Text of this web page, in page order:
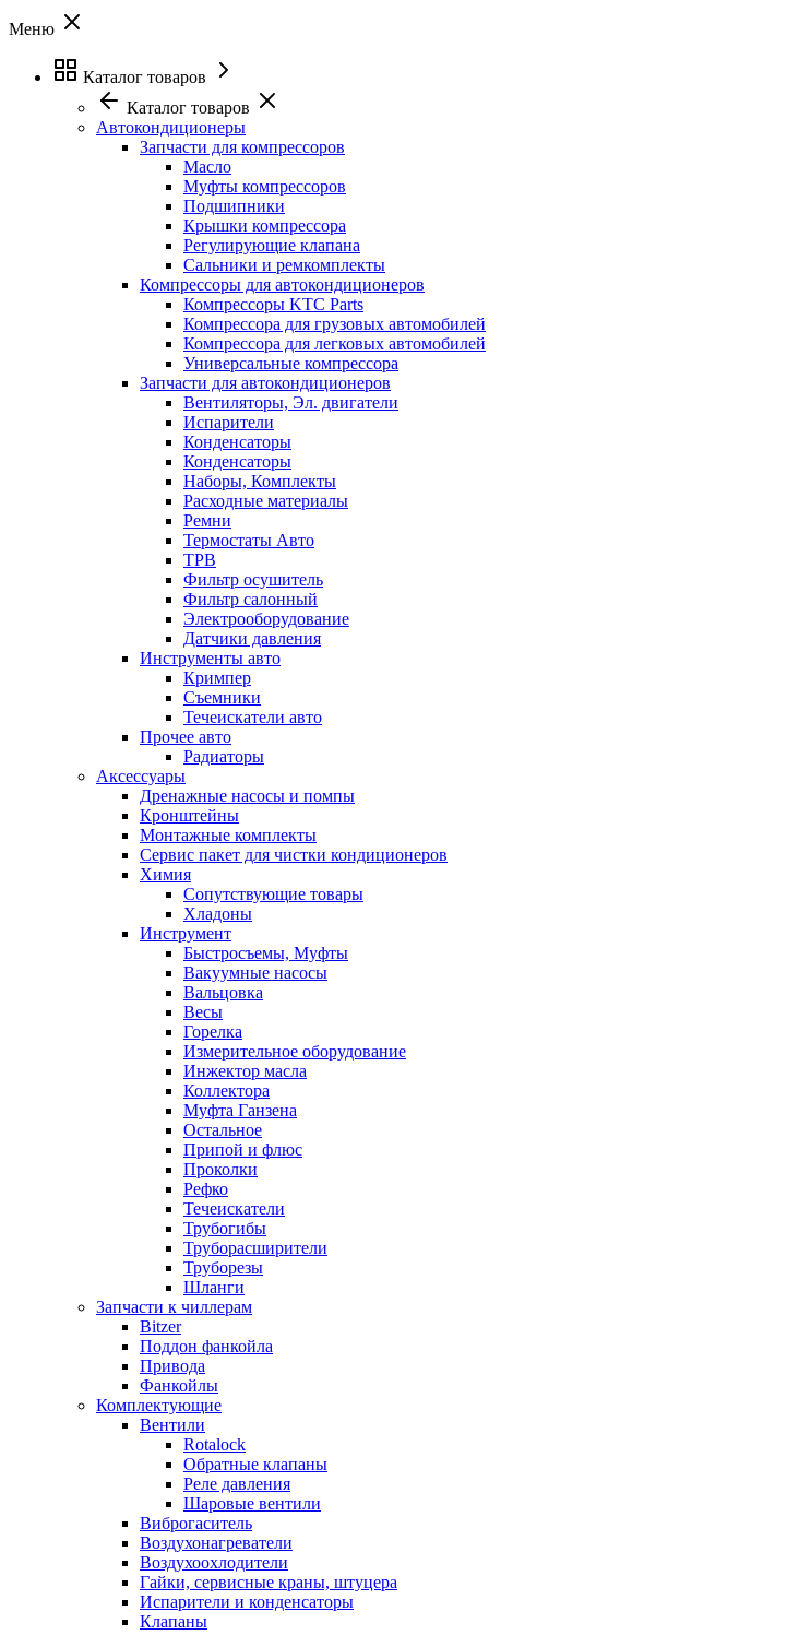
Меню
Каталог товаров
Каталог товаров
Автокондиционеры
Запчасти для компрессоров
Масло
Муфты компрессоров
Подшипники
Крышки компрессора
Регулирующие клапана
Сальники и ремкомплекты
Компрессоры для автокондиционеров
Компрессоры KTC Parts
Компрессора для грузовых автомобилей
Компрессора для легковых автомобилей
Универсальные компрессора
Запчасти для автокондиционеров
Вентиляторы, Эл. двигатели
Испарители
Конденсаторы
Конденсаторы
Наборы, Комплекты
Расходные материалы
Ремни
Термостаты Авто
ТРВ
Фильтр осушитель
Фильтр салонный
Электрооборудование
Датчики давления
Инструменты авто
Кримпер
Съемники
Течеискатели авто
Прочее авто
Радиаторы
Аксессуары
Дренажные насосы и помпы
Кронштейны
Монтажные комплекты
Сервис пакет для чистки кондиционеров
Химия
Сопутствующие товары
Хладоны
Инструмент
Быстросъемы, Муфты
Вакуумные насосы
Вальцовка
Весы
Горелка
Измерительное оборудование
Инжектор масла
Коллектора
Муфта Ганзена
Остальное
Припой и флюс
Проколки
Рефко
Течеискатели
Трубогибы
Труборасширители
Труборезы
Шланги
Запчасти к чиллерам
Bitzer
Поддон фанкойла
Привода
Фанкойлы
Комплектующие
Вентили
Rotalock
Обратные клапаны
Реле давления
Шаровые вентили
Виброгаситель
Воздухонагреватели
Воздухоохлодители
Гайки, сервисные краны, штуцера
Испарители и конденсаторы
Клапаны